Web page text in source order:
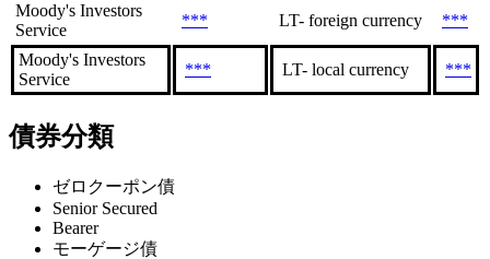
Moody's Investors
Service
*** LT- foreign currency ***
Moody's Investors
Service
*** LT- local currency ***
債券分類
ゼロクーポン債
Senior Secured
Bearer
モーゲージ債